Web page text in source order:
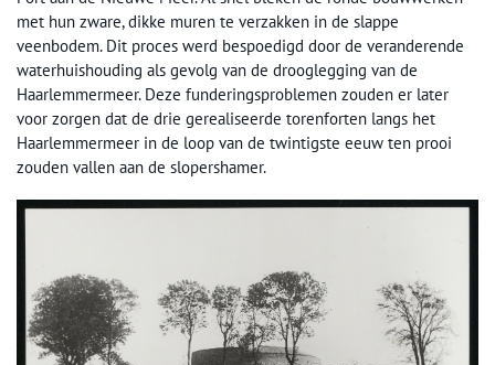
met hun zware, dikke muren te verzakken in de slappe
veenbodem. Dit proces werd bespoedigd door de veranderende
waterhuishouding als gevolg van de drooglegging van de
Haarlemmermeer. Deze funderingsproblemen zouden er later
voor zorgen dat de drie gerealiseerde torenforten langs het
Haarlemmermeer in de loop van de twintigste eeuw ten prooi
zouden vallen aan de slopershamer.